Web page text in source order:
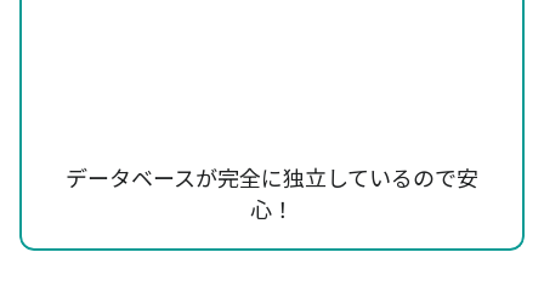
データベースが完全に独立しているので安
心！